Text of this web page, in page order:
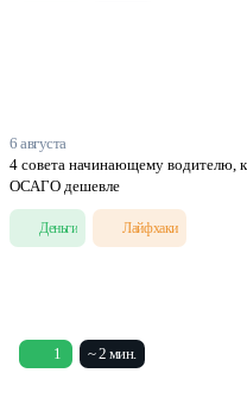
6 августа
4 совета начинающему водителю,
ОСАГО дешевле
Деньги Лайфхаки
1 ~ 2 мин.